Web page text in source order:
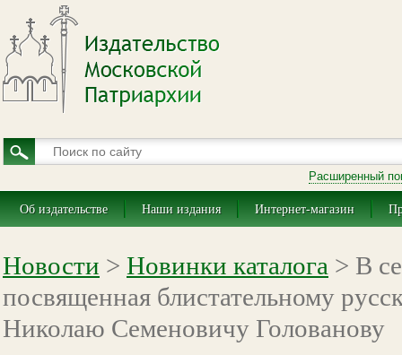
Расширенный
Об издательстве Наши издания Интернет-магазин
Новости > Новинки каталога > В
посвященная блистательному
Николаю Семеновичу Голованову